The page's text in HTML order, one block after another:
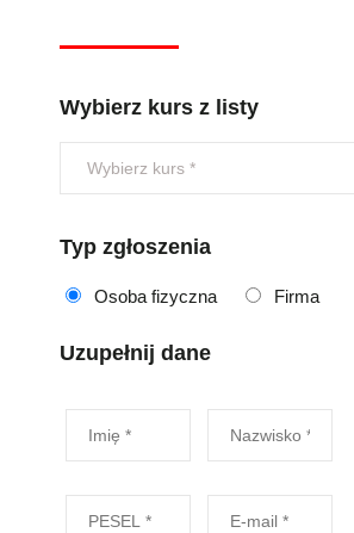
Wybierz kurs z listy
Typ zgłoszenia
Osoba fizyczna Firma
Uzupełnij dane